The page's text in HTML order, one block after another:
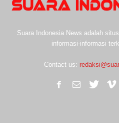
Suara Indonesia News adalah
informasi-informasi
Contact us: